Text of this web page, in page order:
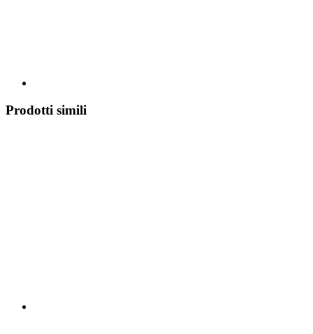
Prodotti simili